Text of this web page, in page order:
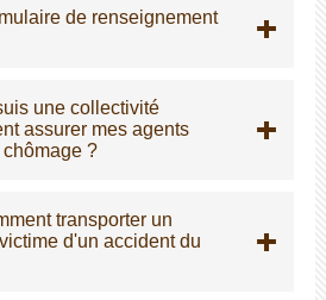
de renseignement
une collectivité
assurer mes agents
?
transporter un
d'un accident du